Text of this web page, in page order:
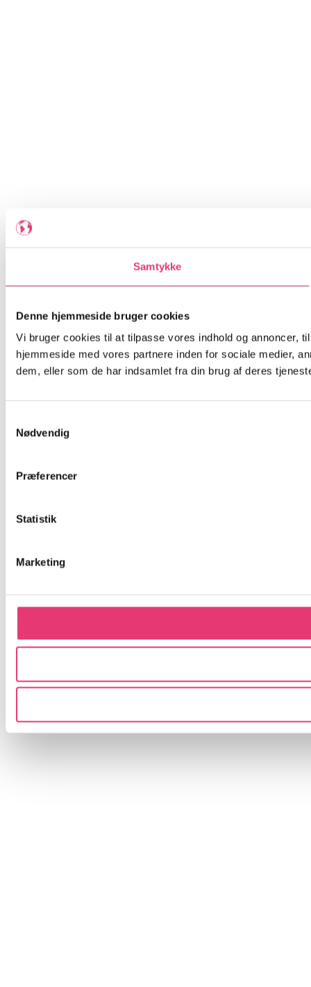
Samtykke
Denne hjemmeside bruger cookies
Vi bruger cookies til at tilpasse vores indhold og annoncer,
hjemmeside med vores partnere inden for sociale medier,
dem, eller som de har indsamlet fra din brug af deres
Nødvendig
Præferencer
Statistik
Marketing